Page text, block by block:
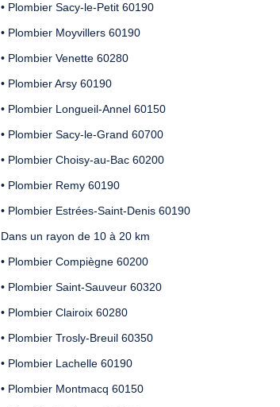
• Plombier Sacy-le-Petit 60190
• Plombier Moyvillers 60190
• Plombier Venette 60280
• Plombier Arsy 60190
• Plombier Longueil-Annel 60150
• Plombier Sacy-le-Grand 60700
• Plombier Choisy-au-Bac 60200
• Plombier Remy 60190
• Plombier Estrées-Saint-Denis 60190
Dans un rayon de 10 à 20 km
• Plombier Compiègne 60200
• Plombier Saint-Sauveur 60320
• Plombier Clairoix 60280
• Plombier Trosly-Breuil 60350
• Plombier Lachelle 60190
• Plombier Montmacq 60150